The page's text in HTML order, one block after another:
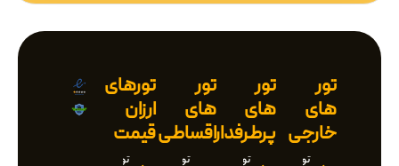
تور
های
خارجی
تور
تور
های
پرطرفدار
تور
تور
های
اقساطی
تور
تورهای
ارزان
قیمت
تور